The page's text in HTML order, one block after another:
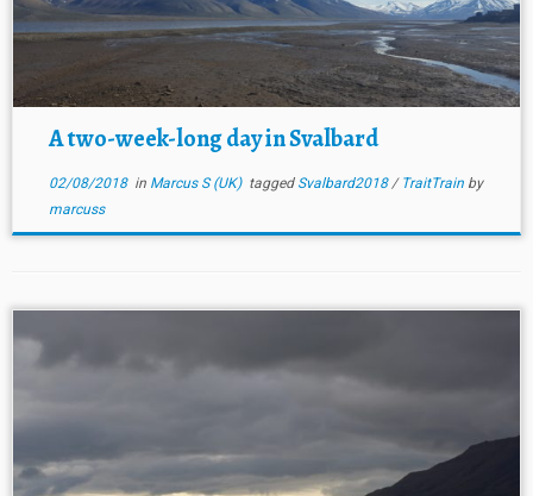
A two-week-long day in Svalbard
02/08/2018in Marcus S (UK) tagged Svalbard2018/ TraitTrain by
marcuss